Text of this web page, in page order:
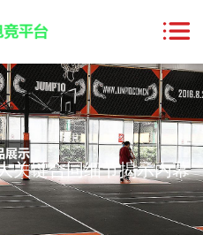
关键合同细节揭示内幕